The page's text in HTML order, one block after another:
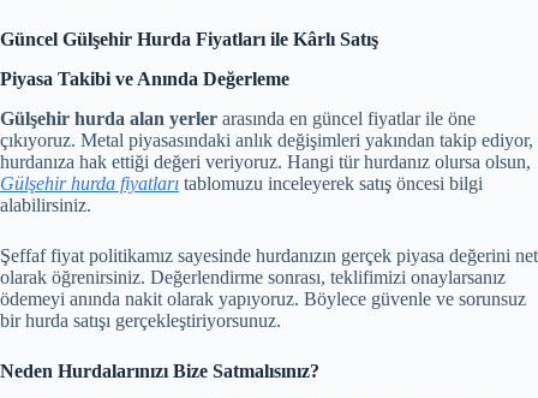
Güncel Gülşehir Hurda Fiyatları ile Kârlı Satış
Piyasa Takibi ve Anında Değerleme
Gülşehir hurda alan yerler arasında en güncel fiyatlar ile öne
çıkıyoruz. Metal piyasasındaki anlık değişimleri yakından takip ediyor,
hurdanıza hak ettiği değeri veriyoruz. Hangi tür hurdanız olursa olsun,
Gülşehir hurda fiyatları tablomuzu inceleyerek satış öncesi bilgi
alabilirsiniz.
Şeffaf fiyat politikamız sayesinde hurdanızın gerçek piyasa değerini net
olarak öğrenirsiniz. Değerlendirme sonrası, teklifimizi onaylarsanız
ödemeyi anında nakit olarak yapıyoruz. Böylece güvenle ve sorunsuz
bir hurda satışı gerçekleştiriyorsunuz.
Neden Hurdalarınızı Bize Satmalısınız?